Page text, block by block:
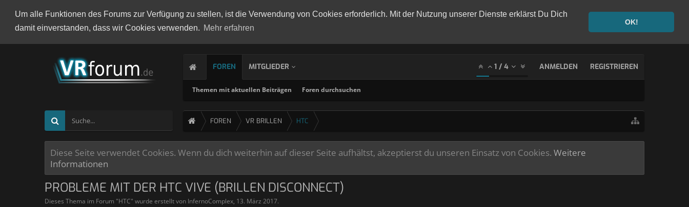
Um alle Funktionen des Forums zur Verfügung zu stellen, ist die Verwendung von Cookies erforderlich. Mit der Nutzung unserer Dienste erklärst Du Dich
damit einverstanden, dass wir Cookies verwenden. Mehr erfahren
OK!
FOREN
Themen mit aktuellen Beiträgen Foren durchsuchen
MITGLIEDER 1 / 4 ANMELDEN REGISTRIEREN
FOREN VR BRILLEN HTC
Diese Seite verwendet Cookies. Wenn du dich weiterhin auf dieser Seite aufhältst, akzeptierst du unseren Einsatz von Cookies. Weitere
Informationen
PROBLEME MIT DER HTC VIVE (BRILLEN DISCONNECT)
Dieses Thema im Forum "HTC" wurde erstellt von InfernoComplex, 13. März 2017.